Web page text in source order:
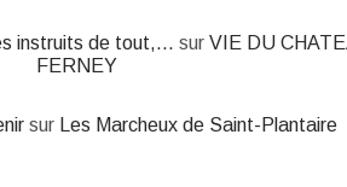
instruits de tout,... sur VIE DU
FERNEY
sur Les Marcheux de Saint-Plantaire